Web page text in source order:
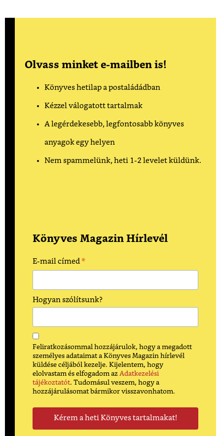
Olvass minket e-mailben is!
Könyves hetilap a postaládádban
Kézzel válogatott tartalmak
A legérdekesebb, legfontosabb könyves
anyagok egy helyen
Nem spammelünk, heti 1-2 levelet küldünk.
Könyves Magazin Hírlevél
E-mail címed *
Hogyan szólítsunk?
Feliratkozásommal hozzájárulok, hogy a megadott
személyes adataimat a Könyves Magazin hírlevél
küldése céljából kezelje. Kijelentem, hogy
elolvastam és elfogadom az Adatkezelési
tájékoztatót. Tudomásul veszem, hogy a
hozzájárulásomat bármikor visszavonhatom.